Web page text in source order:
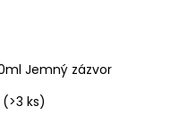
Jemný zázvor
(>3 ks)